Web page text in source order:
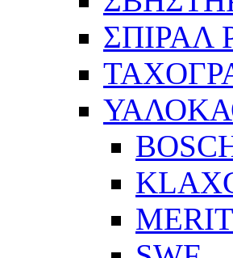
ΣΠΙΡΑΛ
MERIT